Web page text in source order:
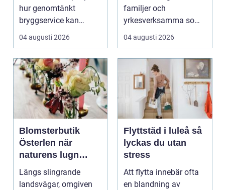
hur genomtänkt
bryggservice kan
förvan...
04 augusti 2026
familjer och
yrkesverksamma som
vill ha ett rent hem
04 augusti 2026
Blomsterbutik
Österlen när
naturens lugn
möter kreativt
hantverk
Längs slingrande
landsvägar, omgiven
Flyttstäd i luleå så
lyckas du utan
stress
Att flytta innebär ofta
en blandning av